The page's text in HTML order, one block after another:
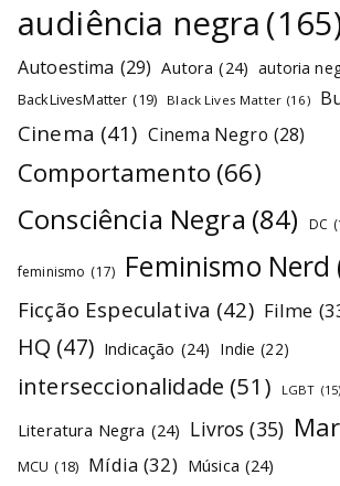
audiência negra
Autoestima (29) Autora (24) autoria
BackLivesMatter (19) Black Lives Matter (16)
Cinema (41) Cinema Negro (28)
Comportamento (66)
Consciência Negra (84) DC
feminismo (17) Feminismo Nerd
Ficção Especulativa (42) Filme
HQ (47) Indicação (24) Indie (22)
interseccionalidade (51) LGBT (15)
Literatura Negra (24) Livros (35)
MCU (18) Mídia (32) Música (24)